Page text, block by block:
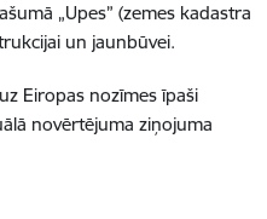
„Upes” (zemes kadastra
un jaunbūvei.
Eiropas nozīmes īpaši
novērtējuma ziņojuma